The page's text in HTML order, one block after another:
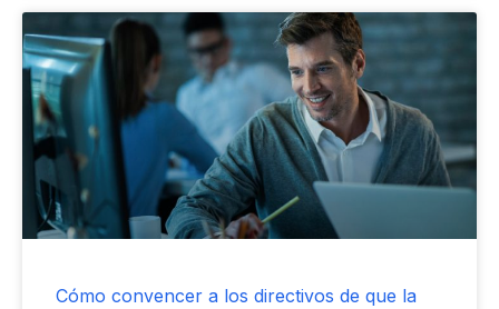
Cómo convencer a los directivos de que la